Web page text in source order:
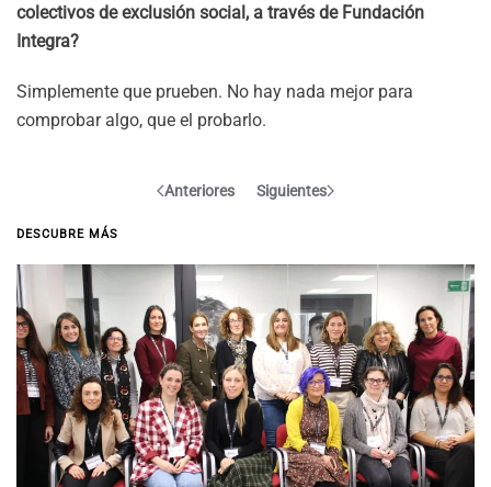
colectivos de exclusión social, a través de Fundación
Integra?
Simplemente que prueben. No hay nada mejor para
comprobar algo, que el probarlo.
Anteriores Siguientes
DESCUBRE MÁS